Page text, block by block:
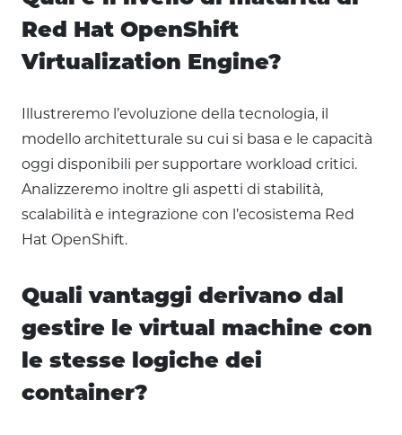
Red Hat OpenShift
Virtualization Engine?
Illustreremo l’evoluzione della tecnologia, il
modello architetturale su cui si basa e le capacità
oggi disponibili per supportare workload critici.
Analizzeremo inoltre gli aspetti di stabilità,
scalabilità e integrazione con l’ecosistema Red
Hat OpenShift.
Quali vantaggi derivano dal
gestire le virtual machine con
le stesse logiche dei
container?